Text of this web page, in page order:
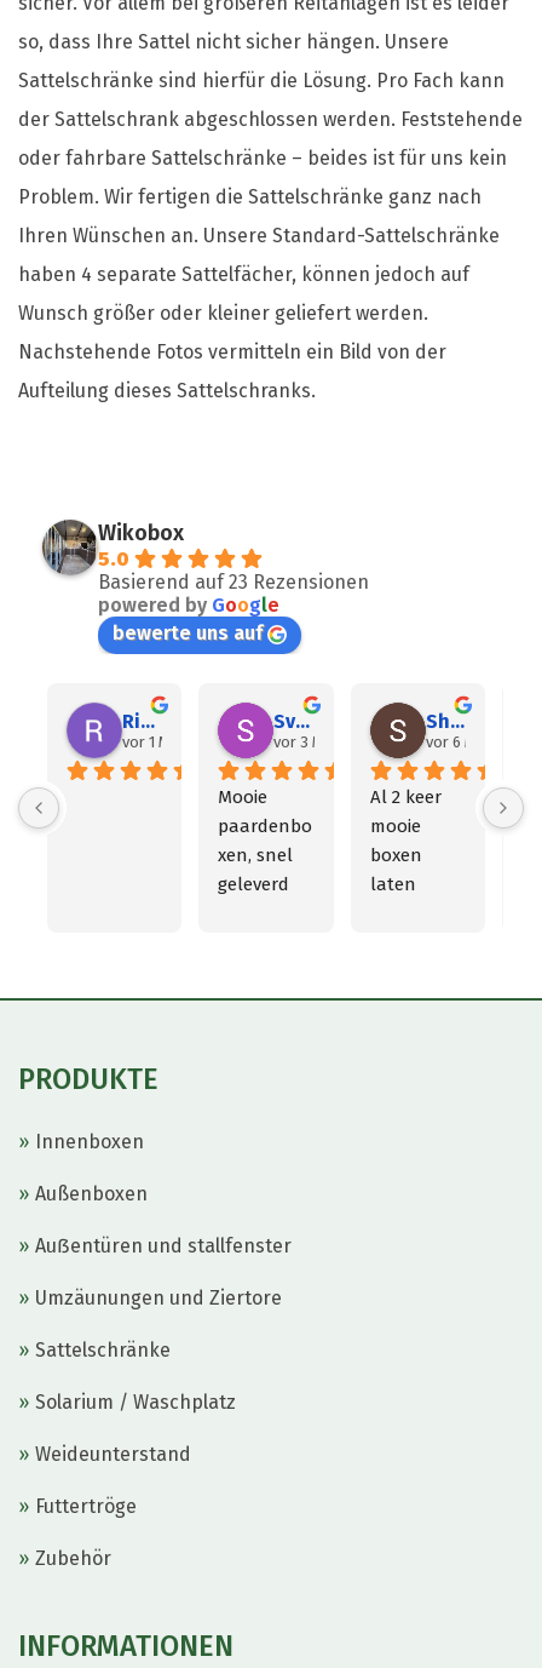
so, dass Ihre Sattel nicht sicher hängen. Unsere
Sattelschränke sind hierfür die Lösung. Pro Fach kann
der Sattelschrank abgeschlossen werden. Feststehende
oder fahrbare Sattelschränke – beides ist für uns kein
Problem. Wir fertigen die Sattelschränke ganz nach
Ihren Wünschen an. Unsere Standard-Sattelschränke
haben 4 separate Sattelfächer, können jedoch auf
Wunsch größer oder kleiner geliefert werden.
Nachstehende Fotos vermitteln ein Bild von der
Aufteilung dieses Sattelschranks.
Wikobox
5.0
Basierend auf 23 Rezensionen
powered by Google
bewerte uns auf
Rick van de Kop
vor 1 Monat
Sven van Eck
vor 3 Monaten
Mooie
paardenbo
xen, snel
geleverd
Sharon Piket
vor 6 Monaten
Al 2 keer
mooie
boxen
laten
PRODUKTE
Innenboxen
Außenboxen
Auẞentüren und stallfenster
Umzäunungen und Ziertore
Sattelschränke
Solarium / Waschplatz
Weideunterstand
Futtertröge
Zubehör
INFORMATIONEN